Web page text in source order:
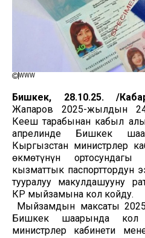
WWW
Бишкек, 28.10.25. /
Жапаров 2025-жылдын
Кеңеш тарабынан кабыл
апрелинде Бишкек
Кыргызстан министрлер
өкмөтүнүн
кызматтык паспорттордун
тууралуу макулдашууну
КР мыйзамына кол койду.
Мыйзамдын максаты
Бишкек шаарында кол
министрлер кабинети